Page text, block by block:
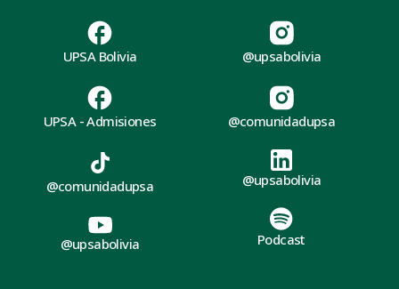
UPSA Bolivia
UPSA - Admisiones
@upsabolivia
@comunidadupsa
@comunidadupsa
@upsabolivia
@upsabolivia
Podcast